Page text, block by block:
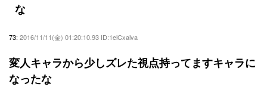
な
73: 2016/11/11(金) 01:20:10.93 ID:1elCxaiva
変人キャラから少しズレた視点持ってますキャラに
なったな